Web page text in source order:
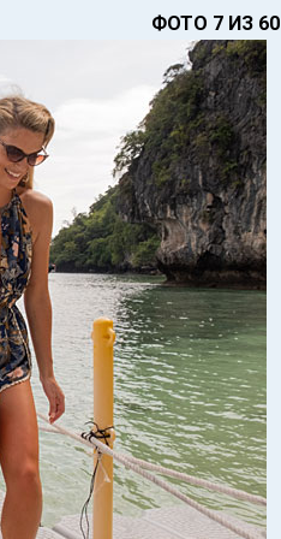
ФОТО 7 ИЗ 60